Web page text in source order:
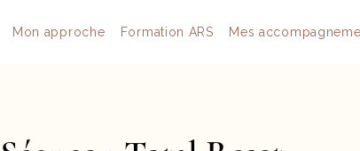
Mon approche Formation ARS Mes